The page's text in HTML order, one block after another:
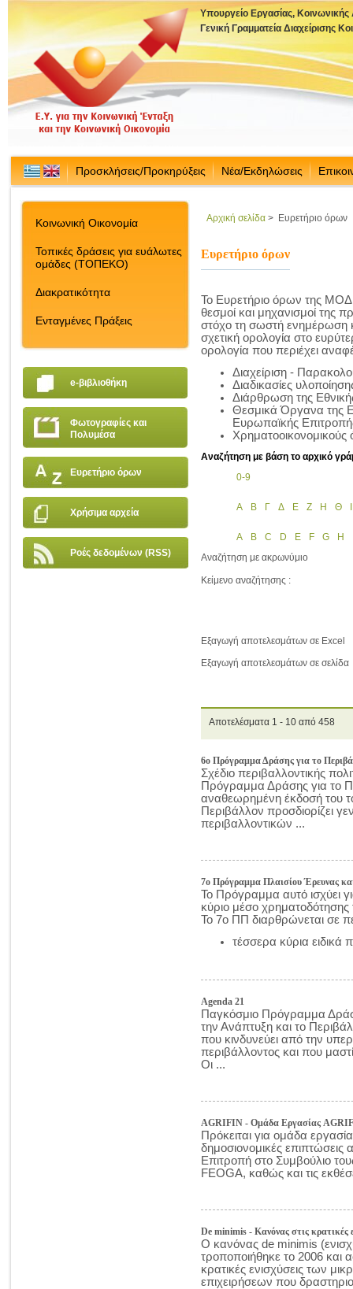
Υπουργείο Εργασίας,
Γενική Γραμματεία Διαχείρισης
Προσκλήσεις/Προκηρύξεις Νέα/Εκδηλώσεις
Κοινωνική Οικονομία
Τοπικές δράσεις για ευάλωτες
ομάδες (ΤΟΠΕΚΟ)
Διακρατικότητα
Ενταγμένες Πράξεις
e-βιβλιοθήκη
Φωτογραφίες και
Πολυμέσα
Ευρετήριο όρων
Χρήσιμα αρχεία
Ροές δεδομένων (RSS)
Αρχική σελίδα > Ευρετήριο όρων
Ευρετήριο όρων
Το Ευρετήριο όρων της ΜΟΔ
θεσμοί και μηχανισμοί της
στόχο τη σωστή ενημέρωση
σχετική ορολογία στο
ορολογία που περιέχει
Διαχείριση -
Διαδικασίες
Διάρθρωση της
Θεσμικά Όργανα της
Ευρωπαϊκής
Χρηματοοικονομικούς
Αναζήτηση με βάση το αρχικό
0-9
Α Β Γ Δ Ε Ζ Η Θ
A B C D E F G H
Αναζήτηση με ακρωνύμιο
Κείμενο αναζήτησης :
Εξαγωγή αποτελεσμάτων σε Excel
Εξαγωγή αποτελεσμάτων σε σελίδα
Αποτελέσματα 1 - 10 από 458
6ο Πρόγραμμα Δράσης για το
Σχέδιο περιβαλλοντικής
Πρόγραμμα Δράσης για το
αναθεωρημένη έκδοσή του
Περιβάλλον προσδιορίζει
περιβαλλοντικών ...
7ο Πρόγραμμα Πλαισίου Έρευνας
Το Πρόγραμμα αυτό ισχύει
κύριο μέσο
Το 7ο ΠΠ διαρθρώνεται σε
τέσσερα κύρια
Agenda 21
Παγκόσμιο Πρόγραμμα
την Ανάπτυξη και το
που κινδυνεύει από την
περιβάλλοντος και που
Οι ...
AGRIFIN - Ομάδα Εργασίας
Πρόκειται για ομάδα
δημοσιονομικές
Επιτροπή στο Συμβούλιο
FEOGA, καθώς και τις
De minimis - Κανόνας στις κρατικές
Ο κανόνας de minimis
τροποποιήθηκε το 2006 και
κρατικές ενισχύσεις των
επιχειρήσεων που